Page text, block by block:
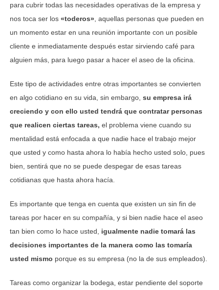
para cubrir todas las necesidades operativas de la empresa y
nos toca ser los «toderos» , aquellas personas que pueden en
un momento estar en una reunión importante con un posible
cliente e inmediatamente después estar sirviendo café para
alguien más, para luego pasar a hacer el aseo de la oficina.
Este tipo de actividades entre otras importantes se convierten
en algo cotidiano en su vida, sin embargo, su empresa irá
creciendo y con ello usted tendrá que contratar personas
que realicen ciertas tareas, el problema viene cuando su
mentalidad está enfocada a que nadie hace el trabajo mejor
que usted y como hasta ahora lo había hecho usted solo, pues
bien, sentirá que no se puede despegar de esas tareas
cotidianas que hasta ahora hacía.
Es importante que tenga en cuenta que existen un sin fin de
tareas por hacer en su compañía, y si bien nadie hace el aseo
tan bien como lo hace usted, igualmente nadie tomará las
decisiones importantes de la manera como las tomaría
usted mismo porque es su empresa (no la de sus empleados).
Tareas como organizar la bodega, estar pendiente del soporte